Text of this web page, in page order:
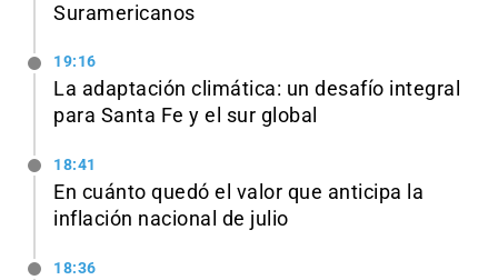
Suramericanos
19:16
La adaptación climática: un desafío integral
para Santa Fe y el sur global
18:41
En cuánto quedó el valor que anticipa la
inflación nacional de julio
18:36